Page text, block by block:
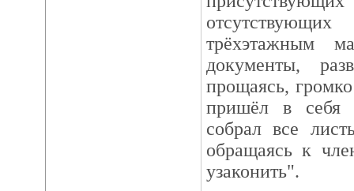
отсутствующих
трёхэтажным
документы,
прощаясь,
пришёл в себя
собрал все
обращаясь к
узаконить".